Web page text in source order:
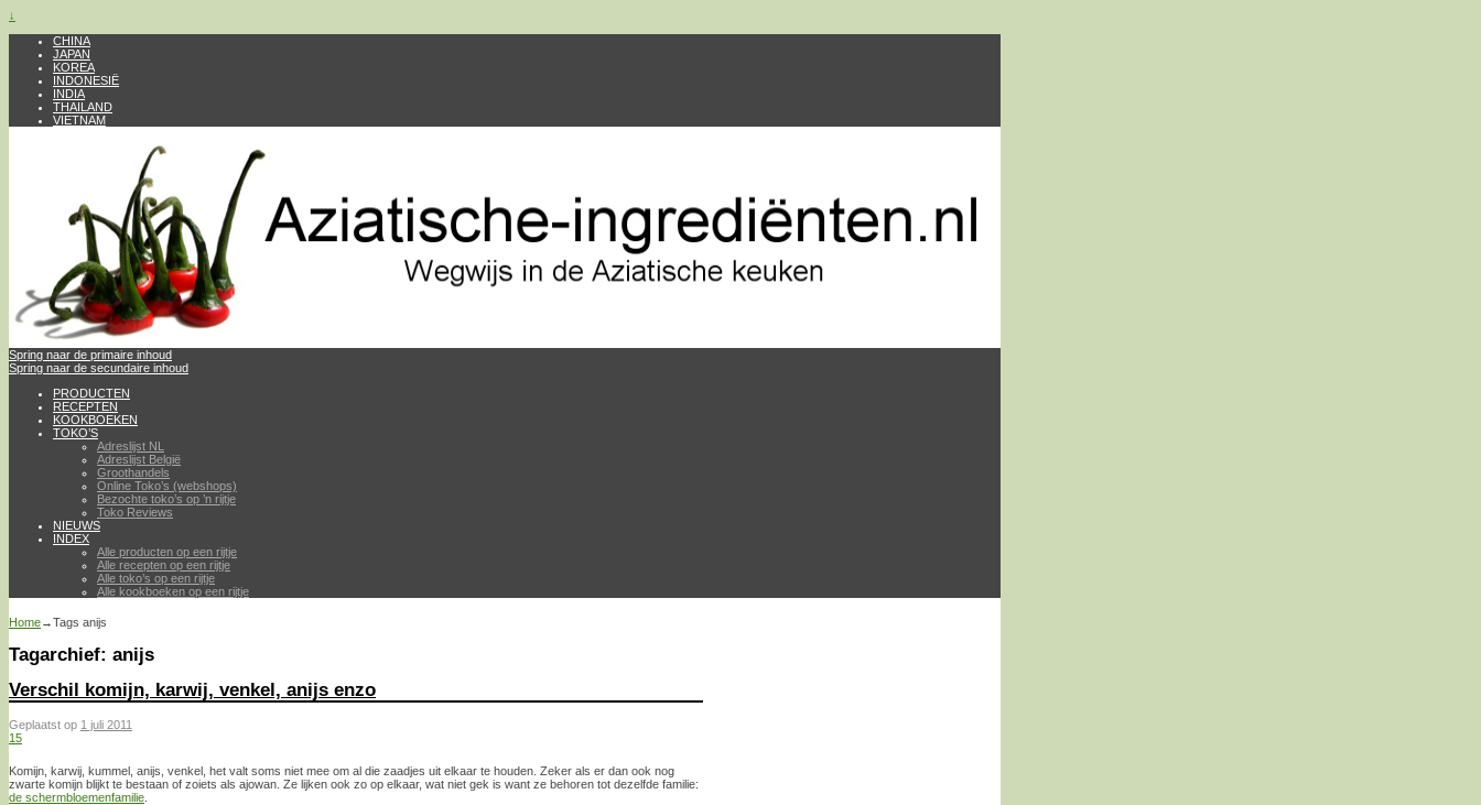
↓
CHINA
JAPAN
KOREA
INDONESIË
INDIA
THAILAND
VIETNAM
Spring naar de primaire inhoud
Spring naar de secundaire inhoud
PRODUCTEN
RECEPTEN
KOOKBOEKEN
TOKO’S
Adreslijst NL
Adreslijst België
Groothandels
Online Toko’s (webshops)
Bezochte toko’s op ’n rijtje
Toko Reviews
NIEUWS
INDEX
Alle producten op een rijtje
Alle recepten op een rijtje
Alle toko’s op een rijtje
Alle kookboeken op een rijtje
Home→Tags anijs
Tagarchief: anijs
Verschil komijn, karwij, venkel, anijs enzo
Geplaatst op 1 juli 2011
15
Komijn, karwij, kummel, anijs, venkel, het valt soms niet mee om al die zaadjes uit elkaar te houden. Zeker als er dan ook nog
zwarte komijn blijkt te bestaan of zoiets als ajowan. Ze lijken ook zo op elkaar, wat niet gek is want ze behoren tot dezelfde familie:
de schermbloemenfamilie